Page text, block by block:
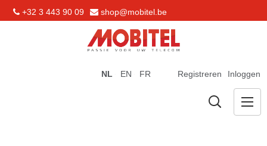
+32 3 443 90 09 shop@mobitel.be
Registreren Inloggen
NL EN FR